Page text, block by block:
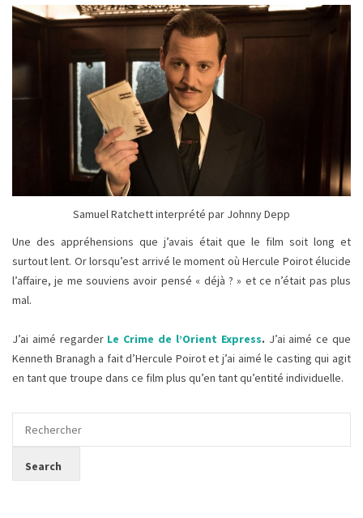
Samuel Ratchett interprété par Johnny Depp
Une des appréhensions que j’avais était que le film soit long et
surtout lent. Or lorsqu’est arrivé le moment où Hercule Poirot élucide
l’affaire, je me souviens avoir pensé « déjà ? » et ce n’était pas plus
mal.
J’ai aimé regarderLe Crime de l’Orient Express. J’ai aimé ce que
Kenneth Branagh a fait d’Hercule Poirot et j’ai aimé le casting qui agit
en tant que troupe dans ce film plus qu’en tant qu’entité individuelle.